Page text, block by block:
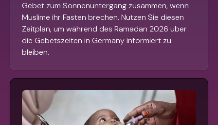
Gebet zum Sonnenuntergang zusammen, wenn
Muslime ihr Fasten brechen. Nutzen Sie diesen
Zeitplan, um während des Ramadan 2026 über
die Gebetszeiten in Germany informiert zu
bleiben.